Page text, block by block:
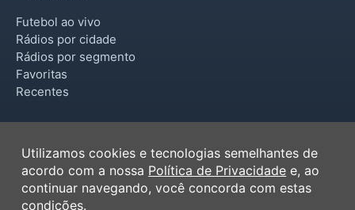
Futebol ao vivo
Rádios por cidade
Rádios por segmento
Favoritas
Recentes
Termos de Uso
Política de Privacidade
Ferramentas
Utilizamos cookies e tecnologias semelhantes de
acordo com a nossa Política de Privacidade e, ao
continuar navegando, você concorda com estas
condições.